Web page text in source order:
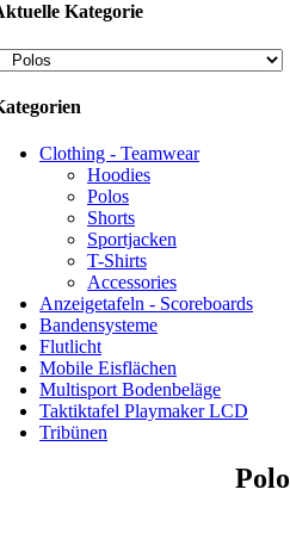
Kategorie
Clothing - Teamwear
Hoodies
Polos
Shorts
Sportjacken
T-Shirts
Accessories
Anzeigetafeln - Scoreboards
Bandensysteme
Flutlicht
Mobile Eisflächen
Multisport Bodenbeläge
Taktiktafel Playmaker LCD
Tribünen